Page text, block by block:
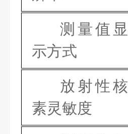
测量值显
示方式
放射性核
素灵敏度